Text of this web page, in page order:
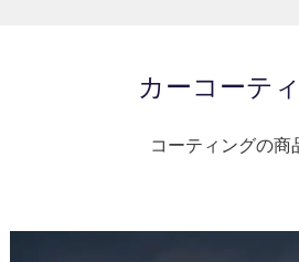
カーコーテ
コーティングの商